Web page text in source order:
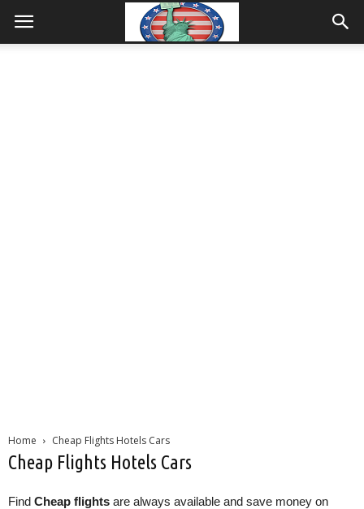
Home Cheap Flights Hotels Cars
Cheap Flights Hotels Cars
Find Cheap flights are always available and save money on